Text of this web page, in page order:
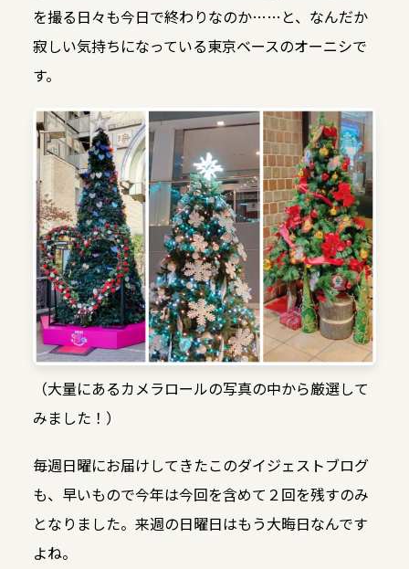
を撮る日々も今日で終わりなのか……と、なんだか
寂しい気持ちになっている東京ベースのオーニシで
す。
（大量にあるカメラロールの写真の中から厳選して
みました！）
毎週日曜にお届けしてきたこのダイジェストブログ
も、早いもので今年は今回を含めて２回を残すのみ
となりました。来週の日曜日はもう大晦日なんです
よね。